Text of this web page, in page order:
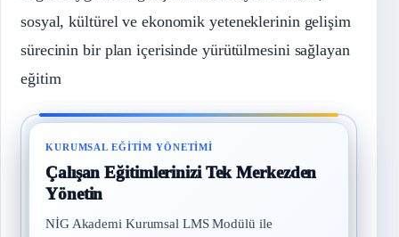
sosyal, kültürel ve ekonomik yeteneklerinin gelişim
sürecinin bir plan içerisinde yürütülmesini sağlayan
eğitim
KURUMSAL EĞITIM YÖNETIMI
Çalışan Eğitimlerinizi Tek Merkezden
Yönetin
NİG Akademi Kurumsal LMS Modülü ile